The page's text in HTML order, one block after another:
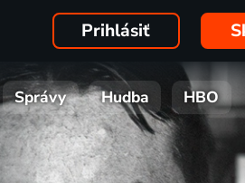
Prihlásiť
Správy Hudba HBO